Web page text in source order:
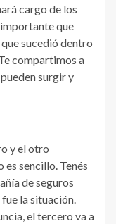
cargo de los
importante que
sucedió dentro
compartimos a
surgir y
y el otro
sencillo. Tenés
de seguros
la situación.
el tercero va a